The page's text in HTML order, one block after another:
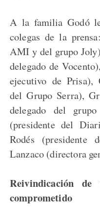
A la familia Godó le
colegas de la
AMI y del grupo
delegado de
ejecutivo de Prisa),
del Grupo Serra),
delegado del
(presidente del
Rodés
Lanzaco (directora
Reivindicación
comprometido